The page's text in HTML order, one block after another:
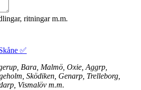
ritningar m.m.
✅
Bara, Malmö, Oxie, Aggrp,
Sködiken, Genarp, Trelleborg,
Vismalöv m.m.